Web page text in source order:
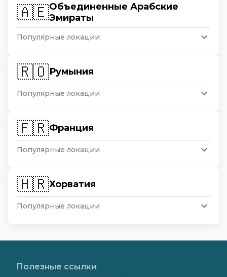
🇦🇪Объединенные Арабские
Эмираты
Популярные локации
🇷🇴Румыния
Популярные локации
🇫🇷Франция
Популярные локации
🇭🇷Хорватия
Популярные локации
Полезные ссылки